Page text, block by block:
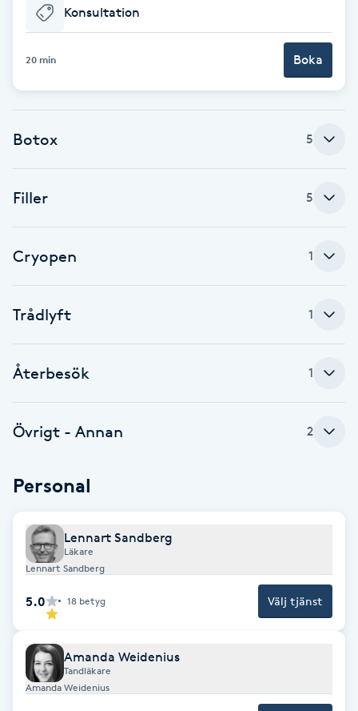
Babylights
Barnklippning
BIAB
Bottenfärg
Brynfärgning
Brynplockning
Bröllopsuppsättning
Coachning
Color correction
Konsultation
20 min Boka
Botox 5
Filler 5
Cryopen 1
Trådlyft 1
Återbesök 1
Övrigt - Annan 2
Personal
Lennart Sandberg
Läkare
Lennart Sandberg
5.0 18 betyg Välj tjänst
Amanda Weidenius
Tandläkare
Amanda Weidenius